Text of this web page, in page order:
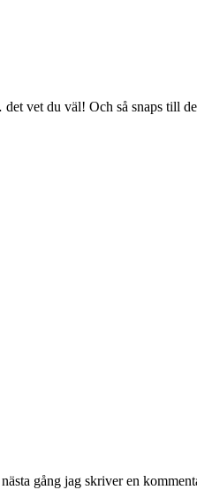
vet du väl! Och så snaps till
gång jag skriver en